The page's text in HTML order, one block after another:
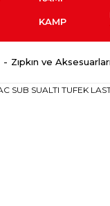
KAMP
Zıpkın ve Aksesuarları